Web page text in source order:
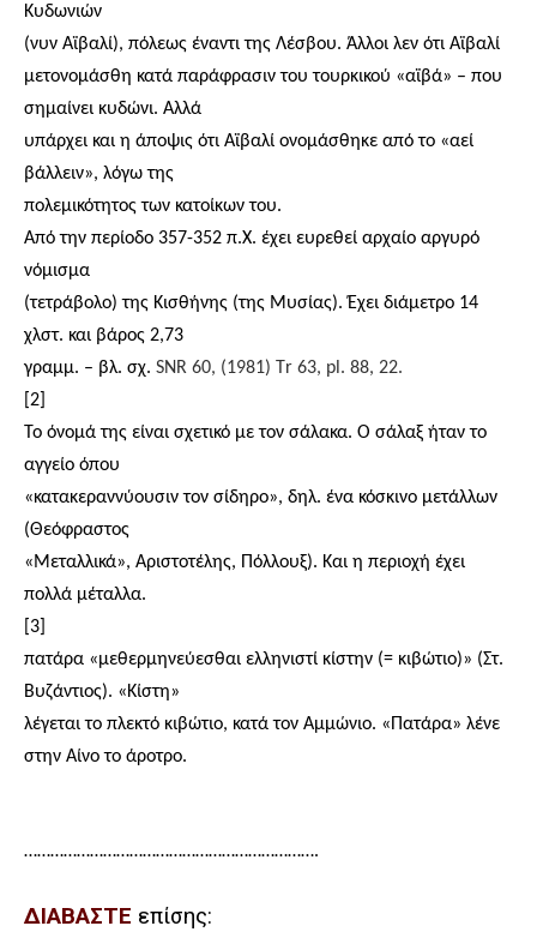
Κυδωνιών
(νυν Αϊβαλί), πόλεως έναντι της Λέσβου. Άλλοι λεν ότι Αϊβαλί
μετονομάσθη κατά παράφρασιν του τουρκικού «αϊβά» – που
σημαίνει κυδώνι. Αλλά
υπάρχει και η άποψις ότι Αϊβαλί ονομάσθηκε από το «αεί
βάλλειν», λόγω της
πολεμικότητος των κατοίκων του.
Από την περίοδο 357-352 π.Χ. έχει ευρεθεί αρχαίο αργυρό
νόμισμα
(τετράβολο) της Κισθήνης (της Μυσίας). Έχει διάμετρο 14
χλστ. και βάρος 2,73
γραμμ. – βλ. σχ. SΝR 60, (1981) Τr 63, pl. 88, 22.
[2]
Το όνομά της είναι σχετικό με τον σάλακα. Ο σάλαξ ήταν το
αγγείο όπου
«κατακεραννύουσιν τον σίδηρο», δηλ. ένα κόσκινο μετάλλων
(Θεόφραστος
«Μεταλλικά», Αριστοτέλης, Πόλλουξ). Και η περιοχή έχει
πολλά μέταλλα.
[3]
πατάρα «μεθερμηνεύεσθαι ελληνιστί κίστην (= κιβώτιο)» (Στ.
Βυζάντιος). «Κίστη»
λέγεται το πλεκτό κιβώτιο, κατά τον Αμμώνιο. «Πατάρα» λένε
στην Αίνο το άροτρο.
………………………………………………………….
ΔΙΑΒΑΣΤΕ επίσης: